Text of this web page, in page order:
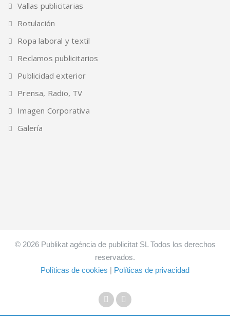
Vallas publicitarias
Rotulación
Ropa laboral y textil
Reclamos publicitarios
Publicidad exterior
Prensa, Radio, TV
Imagen Corporativa
Galería
© 2026 Publikat agéncia de publicitat SL Todos los derechos
reservados.
Políticas de cookies | Políticas de privacidad